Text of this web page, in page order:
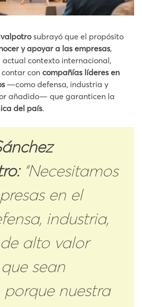
subrayó que el propósito
y apoyar a las empresas,
actual contexto internacional,
con compañías líderes en
—como defensa, industria y
añadido— que garanticen la
del país.
“Necesitamos
en el
industria,
alto valor
sean
porque nuestra